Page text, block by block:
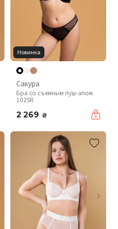
Новинка
Сакура
Бра со съемным пуш-апом
102SR
2 269 ₴